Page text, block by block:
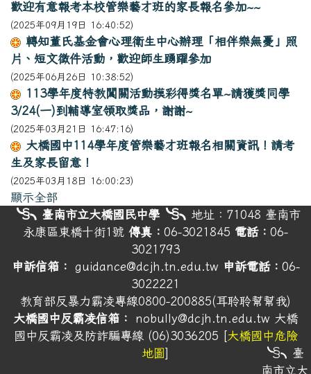
歡迎有意報考本校管樂藝才班的家長報名參加~~
(2025年09月19日 16:40:52)
轉知董氏基金會心理衛生中心辦理「相伴樂無憂」照
片、短文徵件活動，歡迎師生踴躍參加
(2025年06月26日 10:38:52)
113學年度特教闖關活動摸彩得獎名單~請獲獎同學
3/24(一)到輔導室領取獎品，謝謝~
(2025年03月21日 16:47:16)
大橋國中114學年度管樂藝才班報名相關資訊！請考
生及家長留意！
(2025年03月18日 16:00:23)
顯示全部
頁尾
╰§╮臺
南市立大
╰§╮臺南市立大橋國民中學╰§╮ 地址：71048 臺南市
永康區東橋十街1號 傳真： 06-3021845 電話： 06-
3021793
申訴信箱：
guidance@dcjh.tn.edu.tw 申訴電話： 06-
3022221
教育部反暴力霸凌專線0800-200885(耳聆聆幫幫我)
大橋國中反霸凌信箱：
nobully@dcjh.tn.edu.tw 大橋
國中反霸凌及防詐騙專線 (06)3036205 [大橋國中危險
地圖